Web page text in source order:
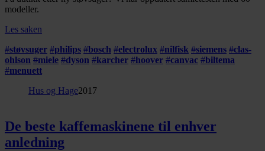
modeller.
Les saken
#støvsuger #philips #bosch #electrolux #nilfisk #siemens #clas-
ohlson #miele #dyson #karcher #hoover #canvac #biltema
#menuett
Hus og Hage2017
De beste kaffemaskinene til enhver
anledning